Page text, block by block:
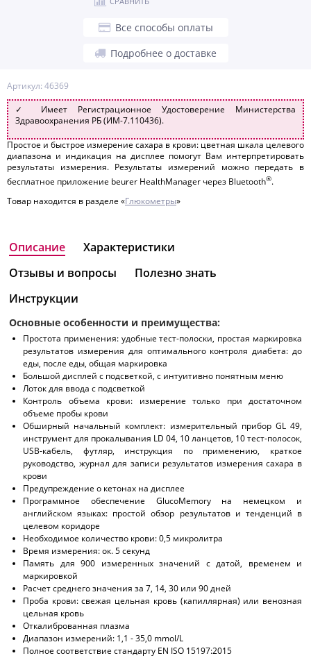
Артикул: 46369
✓ Имеет Регистрационное Удостоверение Министерства
Здравоохранения РБ (ИМ-7.110436).
Простое и быстрое измерение сахара в крови: цветная шкала целевого
диапазона и индикация на дисплее помогут Вам интерпретировать
результаты измерения. Результаты измерений можно передать в
бесплатное приложение beurer HealthManager через Bluetooth®.
Товар находится в разделе «Глюкометры»
Все способы оплаты
Подробнее о доставке
Описание
Характеристики
Отзывы и вопросы
Полезно знать
Инструкции
Основные особенности и преимущества:
Простота применения: удобные тест-полоски, простая маркировка
результатов измерения для оптимального контроля диабета: до
еды, после еды, общая маркировка
Большой дисплей с подсветкой, с интуитивно понятным меню
Лоток для ввода с подсветкой
Контроль объема крови: измерение только при достаточном
объеме пробы крови
Обширный начальный комплект: измерительный прибор GL 49,
инструмент для прокалывания LD 04, 10 ланцетов, 10 тест-полосок,
USB-кабель, футляр, инструкция по применению, краткое
руководство, журнал для записи результатов измерения сахара в
крови
Предупреждение о кетонах на дисплее
Программное обеспечение GlucoMemory на немецком и
английском языках: простой обзор результатов и тенденций в
целевом коридоре
Необходимое количество крови: 0,5 микролитра
Время измерения: ок. 5 секунд
Память для 900 измеренных значений с датой, временем и
маркировкой
Расчет среднего значения за 7, 14, 30 или 90 дней
Проба крови: свежая цельная кровь (капиллярная) или венозная
цельная кровь
Откалиброванная плазма
Диапазон измерений: 1,1 - 35,0 mmol/L
Полное соответствие стандарту EN ISO 15197:2015